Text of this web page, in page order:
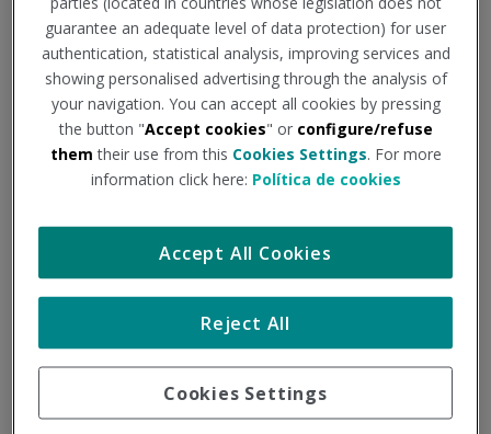
COVID persistente
Institución - Fuente: consalud.es Tipo de documento: Noticia
Entre ellos el malestar postesfuerzo, mareos, síntomas
niebla cerebral, palpitaciones y tos crónica.
SRAS-CoV-2 a nivel global, la pandemia de la COVID-19,
afecto a la población a nivel psicológico, pero sobre todo a
nivel físico. Después de la pandemia hay personas que
guarantee an adequate level of data protection) for user
authentication, statistical analysis, improving services and
showing personalised advertising through the analysis of
your navigation. You can accept all cookies by pressing
the button "Accept cookies" or configure/refuse
them their use from this Cookies Settings. For more
information click here: Política de cookies
Cookies Settings
Reject All
Accept All Cookies